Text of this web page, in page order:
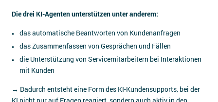
Die drei KI-Agenten unterstützen unter anderem:
das automatische Beantworten von Kundenanfragen
das Zusammenfassen von Gesprächen und Fällen
die Unterstützung von Servicemitarbeitern bei Interaktionen
mit Kunden
→ Dadurch entsteht eine Form des KI-Kundensupports, bei der